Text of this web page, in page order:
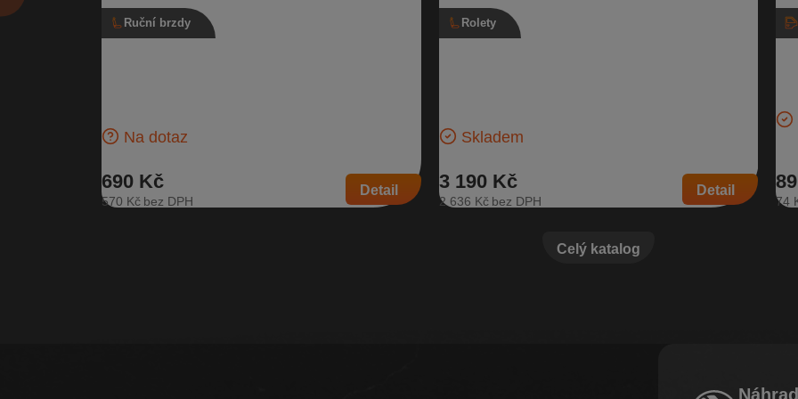
Ruční brzdy
Na dotaz
690 Kč
570 Kč
Detail
Rolety
Skladem
3 190 Kč
2 636 Kč
Detail
74
Celý katalog